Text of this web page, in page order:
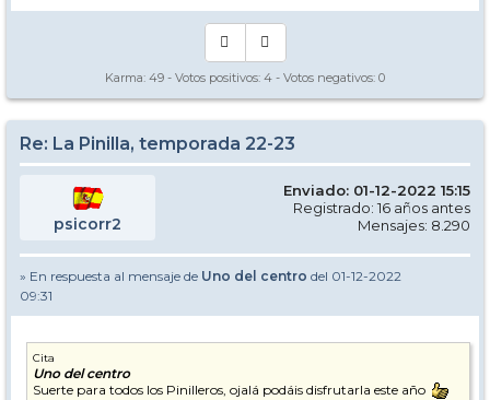
Karma: 49 - Votos positivos: 4 - Votos negativos: 0
Re: La Pinilla, temporada 22-23
psicorr2
Enviado: 01-12-2022 15:15
Registrado: 16 años antes
Mensajes: 8.290
» En respuesta al mensaje de Uno del centro del 01-12-2022
09:31
Cita
Uno del centro
Suerte para todos los Pinilleros, ojalá podáis disfrutarla este año